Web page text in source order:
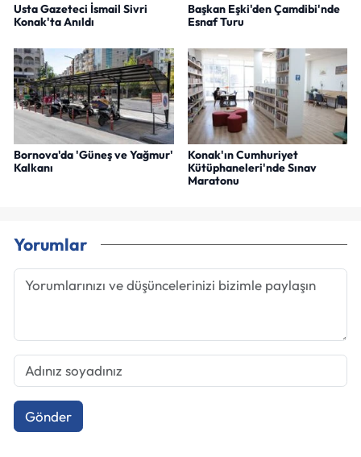
Usta Gazeteci İsmail Sivri
Konak'ta Anıldı
Başkan Eşki'den Çamdibi'nde
Esnaf Turu
Bornova'da 'Güneş ve Yağmur'
Kalkanı
Konak'ın Cumhuriyet
Kütüphaneleri'nde Sınav
Maratonu
Yorumlar
Gönder